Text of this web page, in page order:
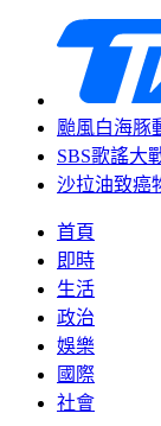
颱風白海豚
SBS歌謠大
沙拉油致癌
首頁
即時
生活
政治
娛樂
國際
社會